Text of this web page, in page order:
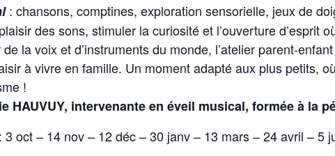
: chansons, comptines, exploration sensorielle, jeux de
des sons, stimuler la curiosité et l’ouverture d’esprit
la voix et d’instruments du monde, l’atelier parent-
à vivre en famille. Un moment adapté aux plus petits,
!
HAUVUY, intervenante en éveil musical, formée à la
: 3 oct – 14 nov – 12 déc – 30 janv – 13 mars – 24 avril – 5